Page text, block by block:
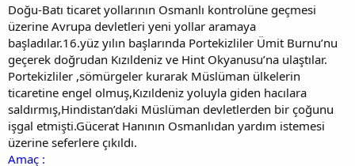
Doğu-Batı ticaret yollarının Osmanlı kontrolüne geçmesi
üzerine Avrupa devletleri yeni yollar aramaya
başladılar.16.yüz yılın başlarında Portekizliler Ümit Burnu’nu
geçerek doğrudan Kızıldeniz ve Hint Okyanusu’na ulaştılar.
Portekizliler ,sömürgeler kurarak Müslüman ülkelerin
ticaretine engel olmuş,Kızıldeniz yoluyla giden hacılara
saldırmış,Hindistan’daki Müslüman devletlerden bir çoğunu
işgal etmişti.Gücerat Hanının Osmanlıdan yardım istemesi
üzerine seferlere çıkıldı.
Amaç :